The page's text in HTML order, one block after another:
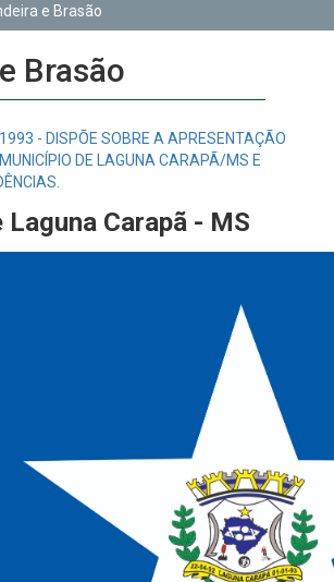
e Brasão
Brasão
- DISPÕE SOBRE A APRESENTAÇÃO
DE LAGUNA CARAPÃ/MS E
Laguna Carapã - MS